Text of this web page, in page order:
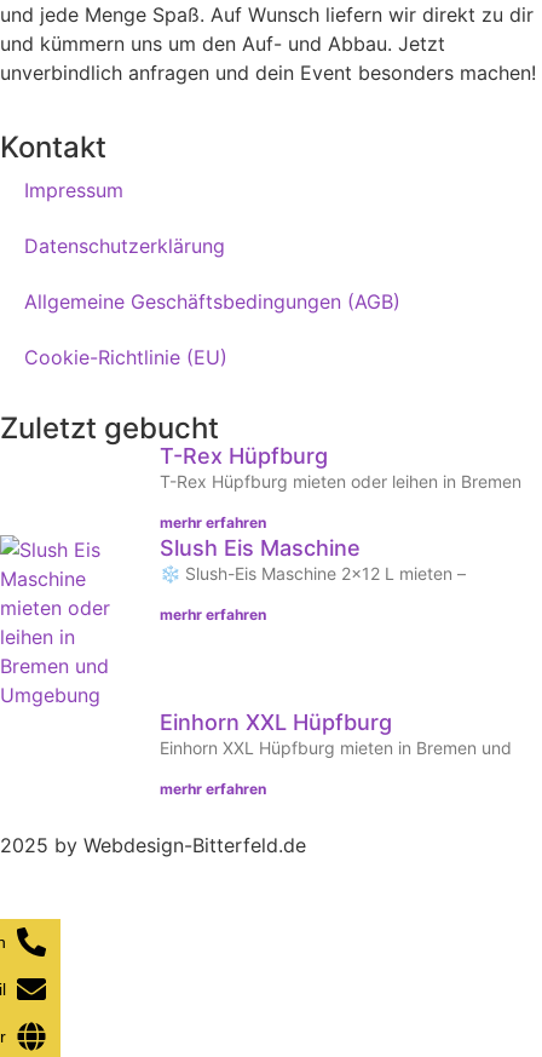
und jede Menge Spaß. Auf Wunsch liefern wir direkt zu dir
und kümmern uns um den Auf- und Abbau. Jetzt
unverbindlich anfragen und dein Event besonders machen!
Kontakt
Impressum
Datenschutzerklärung
Allgemeine Geschäftsbedingungen (AGB)
Cookie-Richtlinie (EU)
Zuletzt gebucht
T-Rex Hüpfburg
T-Rex Hüpfburg mieten oder leihen in Bremen
merhr erfahren
Slush Eis Maschine
❄ Slush-Eis Maschine 2×12 L mieten –
merhr erfahren
Einhorn XXL Hüpfburg
Einhorn XXL Hüpfburg mieten in Bremen und
merhr erfahren
2025 by Webdesign-Bitterfeld.de